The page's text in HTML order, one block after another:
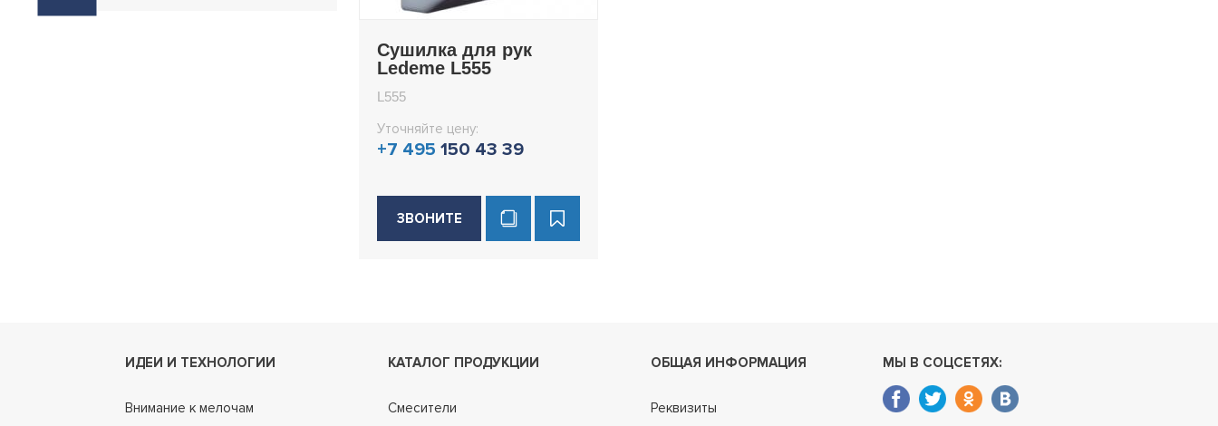
Сушилка для рук
Ledeme L555
L555
Уточняйте цену:
+7 495 150 43 39
ЗВОНИТЕ
ИДЕИ И ТЕХНОЛОГИИ
Внимание к мелочам
КАТАЛОГ ПРОДУКЦИИ
Смесители
ОБЩАЯ ИНФОРМАЦИЯ
Реквизиты
МЫ В СОЦСЕТЯХ: